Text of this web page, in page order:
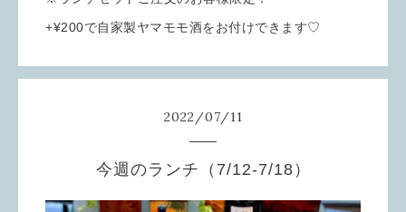
+¥200で自家製ヤマモモ酒をお付けできます♡
2022/07/11
今週のランチ（7/12-7/18）